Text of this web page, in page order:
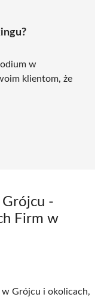
w
klientom, że
-
Firm w
w Grójcu i okolicach,